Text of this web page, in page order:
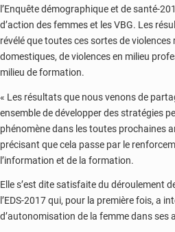
l’Enquête démographique et de santé-
d’action des femmes et les VBG. Les
révélé que toutes ces sortes de violences
domestiques, de violences en milieu
milieu de formation.
« Les résultats que nous venons de
ensemble de développer des stratégies
phénomène dans les toutes prochaines
précisant que cela passe par le
l’information et de la formation.
Elle s’est dite satisfaite du déroulement
l’EDS-2017 qui, pour la première fois, a
d’autonomisation de la femme dans ses